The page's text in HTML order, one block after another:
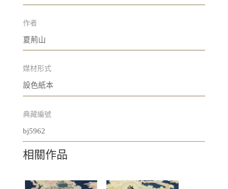
作者
夏荊山
媒材形式
設色紙本
典藏編號
bj5962
相關作品